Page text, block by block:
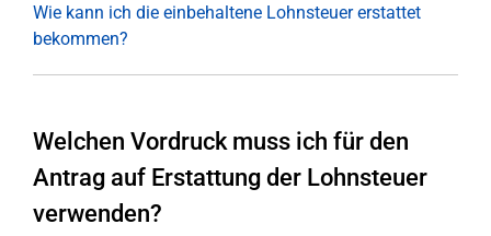
Wie kann ich die einbehaltene Lohnsteuer erstattet
bekommen?
Welchen Vordruck muss ich für den
Antrag auf Erstattung der Lohnsteuer
verwenden?